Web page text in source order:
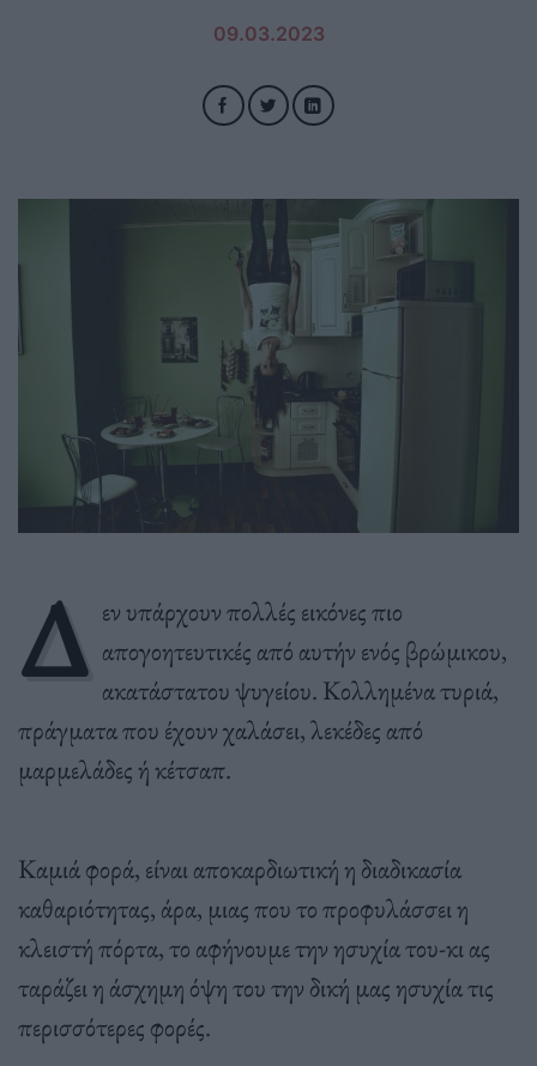
09.03.2023
Δ εν υπάρχουν πολλές εικόνες πιο
απογοητευτικές από αυτήν ενός βρώμικου,
ακατάστατου ψυγείου. Κολλημένα τυριά,
πράγματα που έχουν χαλάσει, λεκέδες από
μαρμελάδες ή κέτσαπ.
Καμιά φορά, είναι αποκαρδιωτική η διαδικασία
καθαριότητας, άρα, μιας που το προφυλάσσει η
κλειστή πόρτα, το αφήνουμε την ησυχία του-κι ας
ταράζει η άσχημη όψη του την δική μας ησυχία τις
περισσότερες φορές.